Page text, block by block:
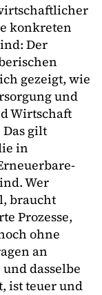
konkreten
Der
gezeigt, wie
und
Wirtschaft
gilt
in
Wer
braucht
Prozesse,
ohne
an
dasselbe
ist teuer und